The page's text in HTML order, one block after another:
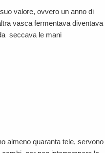
valore, ovvero un anno di
vasca fermentava diventava
seccava le mani
almeno quaranta tele, servono